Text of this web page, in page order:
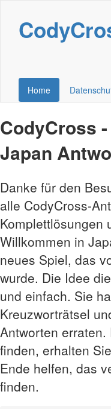
Home
CodyCross
Japan
Danke für den
alle CodyCross-
Komplettlösungen
Willkommen in
neues Spiel, das
wurde. Die Idee
und einfach. Sie
Kreuzworträtsel
Antworten
finden, erhalten
Ende helfen, das
finden.